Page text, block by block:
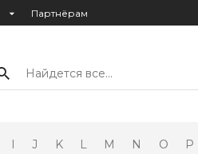
Партнёрам
Найдется все...
I J K L M N O P